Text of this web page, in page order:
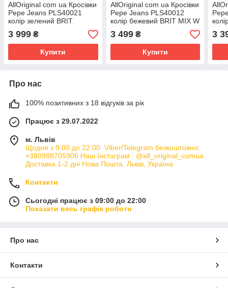
AllOriginal com ua Кросівки
Pepe Jeans PLS40021
колір зелений BRIT
PRINTS W РОЗМІРИ
ЗАПИТУЙТЕ
3 999 ₴
Купити
AllOriginal com ua Кросівки
Pepe Jeans PLS40012
колір бежевий BRIT MIX W
РОЗМІРИ ЗАПИТУЙТЕ
3 499₴
Купити
3
Про нас
100% позитивних з 18 відгуків за рік
Працює з 29.07.2022
м. Львів
Щодня з 9:00 до 22:00. Viber/Telegram безкоштовно:
+380988705906 Наш Інстаграм : @all_original_comua
Доставка 1-2 дні Нова Пошта, Львів, Україна
Контакти
Сьогодні працює з 09:00 до 22:00
Показати весь графік роботи
Про нас
Контакти